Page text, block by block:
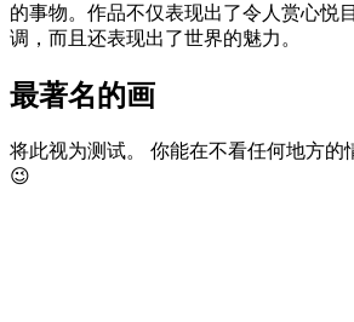
的事物。作品不仅表现出了令人赏心悦
调，而且还表现出了世界的魅力。
最著名的画
将此视为测试。 你能在不看任何地方的
😉